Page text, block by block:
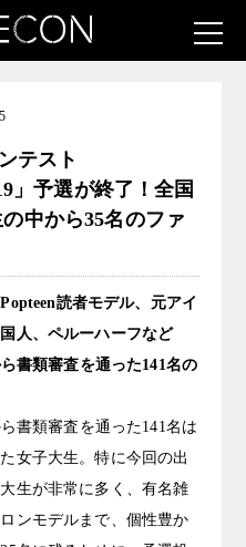
テスト
」予選が終了！全国
中から35名のファ
読者モデル、元アイ
人、ペルーハーフなど
書類審査を通った141名の
書類審査を通った141名は
女子大生。特に今回の出
生が非常に多く、有名雑
ンモデルまで、個性豊か